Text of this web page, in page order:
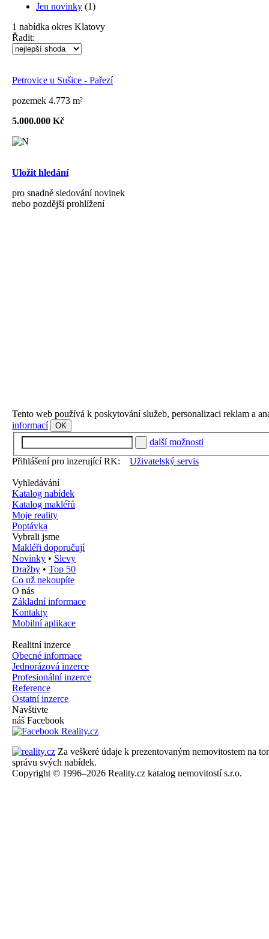
Jen novinky (1)
1 nabídka okres Klatovy
Řadit:
Petrovice u Sušice - Pařezí
pozemek 4.773 m²
5.000.000 Kč
Uložit hledání
pro snadné sledování novinek
nebo pozdější prohlížení
Tento web používá k poskytování služeb, personalizaci reklam a
informací
OK
další možnosti
Přihlášení pro inzerující RK:
Uživatelský servis
Vyhledávání
Katalog nabídek
Katalog makléřů
Moje reality
Poptávka
Vybrali jsme
Makléři doporučují
Novinky • Slevy
Dražby • Top 50
Co už nekoupíte
O nás
Základní informace
Kontakty
Mobilní aplikace
Realitní inzerce
Obecné informace
Jednorázová inzerce
Profesionální inzerce
Reference
Ostatní inzerce
Navštivte
náš Facebook
Za veškeré údaje k prezentovaným nemovitostem na
správu svých nabídek.
Copyright © 1996–2026 Reality.cz katalog nemovitostí s.r.o.